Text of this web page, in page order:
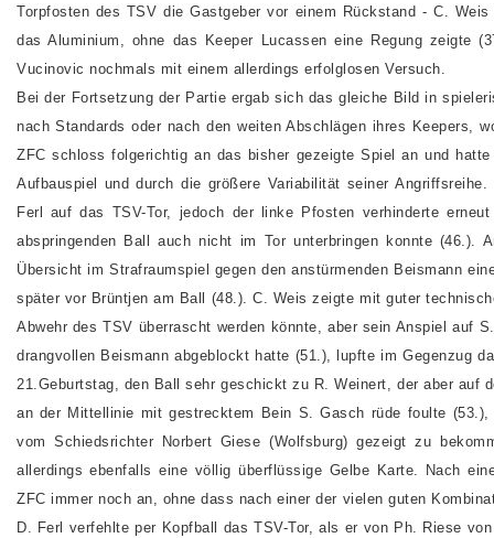
Torpfosten des TSV die Gastgeber vor einem Rückstand - C.
das Aluminium, ohne das Keeper Lucassen eine Regung zeigte
Vucinovic nochmals mit einem allerdings erfolglosen Versuch.
Bei der Fortsetzung der Partie ergab sich das gleiche Bild in
nach Standards oder nach den weiten Abschlägen ihres Keepers,
ZFC schloss folgerichtig an das bisher gezeigte Spiel an und
Aufbauspiel und durch die größere Variabilität seiner
Ferl auf das TSV-Tor, jedoch der linke Pfosten verhinderte
abspringenden Ball auch nicht im Tor unterbringen konnte (46.).
Übersicht im Strafraumspiel gegen den anstürmenden Beismann
später vor Brüntjen am Ball (48.). C. Weis zeigte mit guter
Abwehr des TSV überrascht werden könnte, aber sein Anspiel auf
drangvollen Beismann abgeblockt hatte (51.), lupfte im Gegenzug
21.Geburtstag, den Ball sehr geschickt zu R. Weinert, der aber auf
an der Mittellinie mit gestrecktem Bein S. Gasch rüde foulte (53.),
vom Schiedsrichter Norbert Giese (Wolfsburg) gezeigt zu
allerdings ebenfalls eine völlig überflüssige Gelbe Karte. Nach
ZFC immer noch an, ohne dass nach einer der vielen guten
D. Ferl verfehlte per Kopfball das TSV-Tor, als er von Ph. Riese